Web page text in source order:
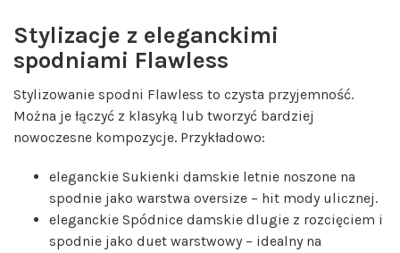
Stylizacje z eleganckimi
spodniami Flawless
Stylizowanie spodni Flawless to czysta przyjemność.
Można je łączyć z klasyką lub tworzyć bardziej
nowoczesne kompozycje. Przykładowo:
eleganckie Sukienki damskie letnie noszone na
spodnie jako warstwa oversize – hit mody ulicznej.
eleganckie Spódnice damskie dlugie z rozcięciem i
spodnie jako duet warstwowy – idealny na